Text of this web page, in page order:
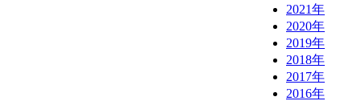
2021年
2020年
2019年
2018年
2017年
2016年